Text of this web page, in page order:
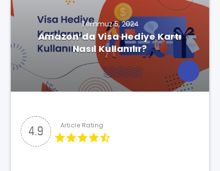
Temmuz 5, 2024
Amazon’da Visa Hediye Kartı
Nasıl Kullanılır?
4.9 Article Rating